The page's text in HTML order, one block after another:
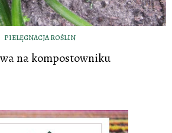
PIELĘGNACJA ROŚLIN
na kompostowniku